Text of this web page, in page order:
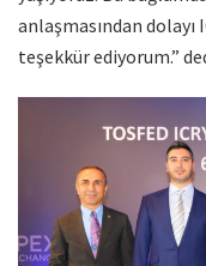
anlaşmasından dolayı
teşekkür ediyorum.”